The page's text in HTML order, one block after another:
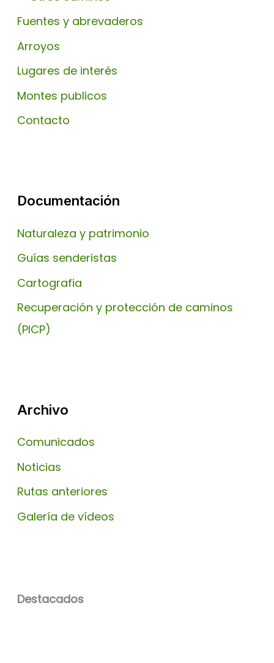
Fuentes y abrevaderos
Arroyos
Lugares de interés
Montes publicos
Contacto
Documentación
Naturaleza y patrimonio
Guías senderistas
Cartografia
Recuperación y protección de caminos
(PICP)
Archivo
Comunicados
Noticias
Rutas anteriores
Galería de vídeos
Destacados